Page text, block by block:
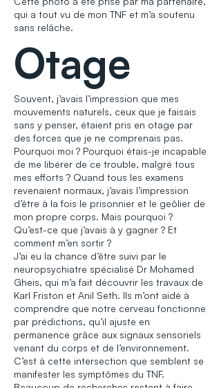
qui a tout vu de mon TNF et m’a soutenu
sans relâche.
Otage
Souvent, j’avais l’impression que mes
mouvements naturels, ceux que je faisais
sans y penser, étaient pris en otage par
des forces que je ne comprenais pas.
Pourquoi moi ? Pourquoi étais-je incapable
de me libérer de ce trouble, malgré tous
mes efforts ? Quand tous les examens
revenaient normaux, j’avais l’impression
d’être à la fois le prisonnier et le geôlier de
mon propre corps. Mais pourquoi ?
Qu’est-ce que j’avais à y gagner ? Et
comment m’en sortir ?
J’ai eu la chance d’être suivi par le
neuropsychiatre spécialisé Dr Mohamed
Gheis, qui m’a fait découvrir les travaux de
Karl Friston et Anil Seth. Ils m’ont aidé à
comprendre que notre cerveau fonctionne
par prédictions, qu’il ajuste en
permanence grâce aux signaux sensoriels
venant du corps et de l’environnement.
C’est à cette intersection que semblent se
manifester les symptômes du TNF.